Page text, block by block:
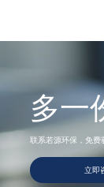
多一
联系若源环保，免
立即